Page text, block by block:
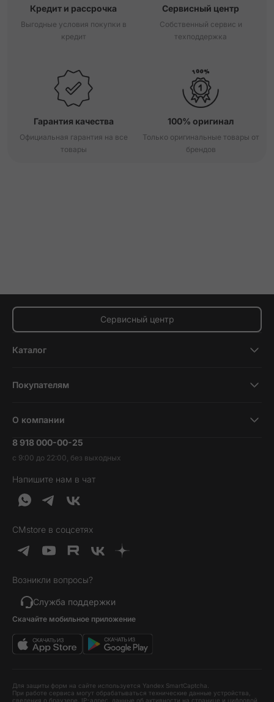
Кредит и рассрочка
Выгодные условия покупки в
кредит
Сервисный центр
Собственный сервис и
техподдержка
Гарантия качества
Официальная гарантия на все
товары
100% оригинал
Только оригинальные товары от
брендов
Сервисный центр
Каталог
Планшеты
Наушники и колонки
Гаджеты
Услуги и софт
Идеи подарков
Товары дня
Выгодные комплекты
Хиты продаж
Уценка
Покупателям
Трейд-ин
Гарантия и возврат
Доставка и оплата
Кредит и рассрочка
О компании
Вакансии
Контакты
Обратная связь
О нас
8 918 000-00-25
с 9:00 до 22:00, без выходных
Напишите нам в чат
CMstore в соцсетях
Возникли вопросы?
Служба поддержки
Скачайте мобильное приложение
Для защиты форм на сайте используется Yandex SmartCaptcha.
При работе сервиса могут обрабатываться технические данные устройства,
сведения о браузере, IP-адрес, данные об активности на странице и цифровой